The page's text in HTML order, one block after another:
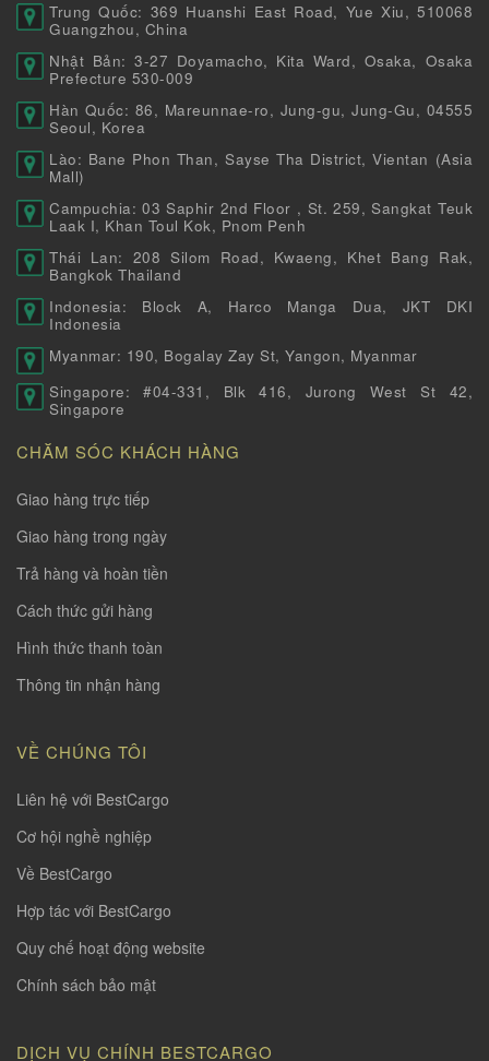
Trung Quốc: 369 Huanshi East Road, Yue Xiu, 510068
Guangzhou, China
Nhật Bản: 3-27 Doyamacho, Kita Ward, Osaka, Osaka
Prefecture 530-009
Hàn Quốc: 86, Mareunnae-ro, Jung-gu, Jung-Gu, 04555
Seoul, Korea
Lào: Bane Phon Than, Sayse Tha District, Vientan (Asia
Mall)
Campuchia: 03 Saphir 2nd Floor , St. 259, Sangkat Teuk
Laak I, Khan Toul Kok, Pnom Penh
Thái Lan: 208 Silom Road, Kwaeng, Khet Bang Rak,
Bangkok Thailand
Indonesia: Block A, Harco Manga Dua, JKT DKI
Indonesia
Myanmar: 190, Bogalay Zay St, Yangon, Myanmar
Singapore: #04-331, Blk 416, Jurong West St 42,
Singapore
CHĂM SÓC KHÁCH HÀNG
Giao hàng trực tiếp
Giao hàng trong ngày
Trả hàng và hoàn tiền
Cách thức gửi hàng
Hình thức thanh toàn
Thông tin nhận hàng
VỀ CHÚNG TÔI
Liên hệ với BestCargo
Cơ hội nghề nghiệp
Về BestCargo
Hợp tác với BestCargo
Quy chế hoạt động website
Chính sách bảo mật
DỊCH VỤ CHÍNH BESTCARGO